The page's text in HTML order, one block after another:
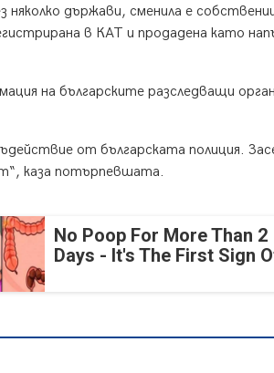
държави, сменила е
в КАТ и продадена като
на българските разследващи
от българската полиция.
каза потърпевшата.
No Poop For More Than 2
Days - It's The First Sign